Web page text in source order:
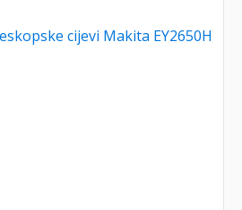
cijevi Makita EY2650H